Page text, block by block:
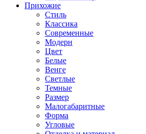
Прихожие
Стиль
Классика
Современные
Модерн
Цвет
Белые
Венге
Светлые
Темные
Размер
Малогабаритные
Форма
Угловые